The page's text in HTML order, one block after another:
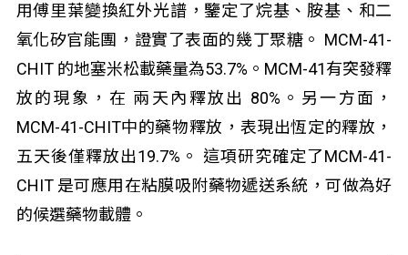
用傅里葉變換紅外光譜，鑒定了烷基、胺基、和二
氧化矽官能團，證實了表面的幾丁聚糖。 MCM-41-
CHIT 的地塞米松載藥量為53.7%。MCM-41有突發釋
放的現象，在 兩天內釋放出 80%。另一方面，
MCM-41-CHIT中的藥物釋放，表現出恆定的釋放，
五天後僅釋放出19.7%。 這項研究確定了MCM-41-
CHIT 是可應用在粘膜吸附藥物遞送系統，可做為好
的候選藥物載體。